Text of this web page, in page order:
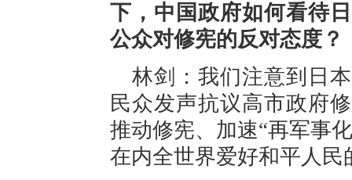
下，中国政府如何看待
公众对修宪的反对态度？
林剑：我们注意到日
民众发声抗议高市政府
推动修宪、加速“再军事
在内全世界爱好和平人